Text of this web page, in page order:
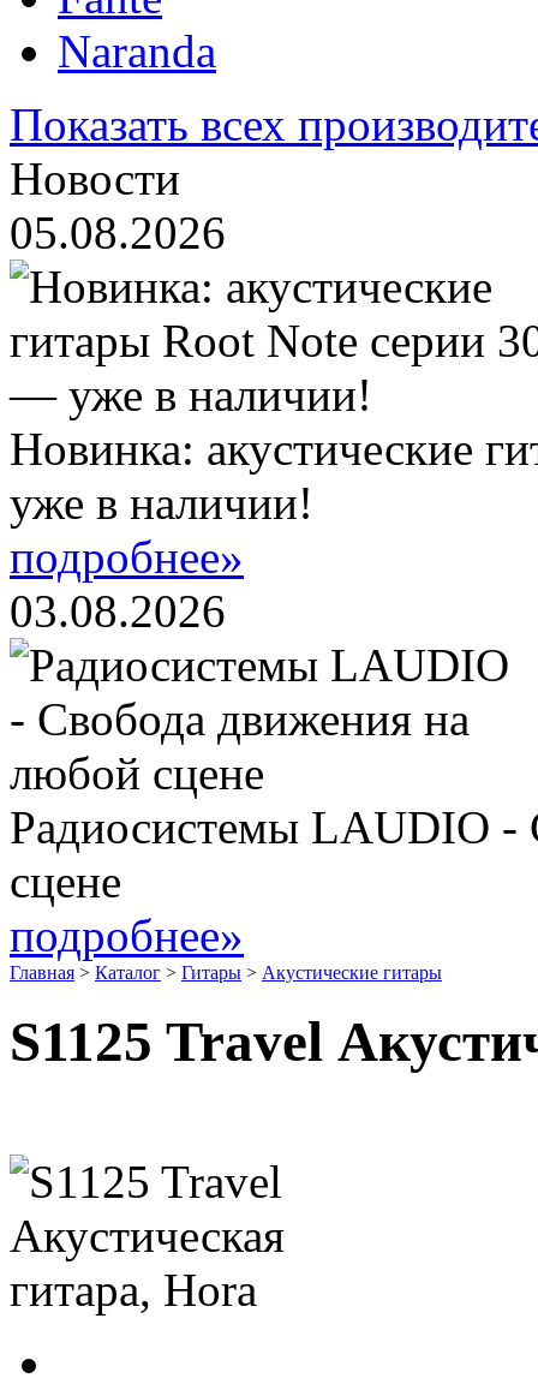
Naranda
Показать всех
Новости
05.08.2026
Новинка: акустические
уже в наличии!
подробнее»
03.08.2026
Радиосистемы LAUDIO -
сцене
подробнее»
Главная > Каталог > Гитары > Акустические гитары
S1125 Travel